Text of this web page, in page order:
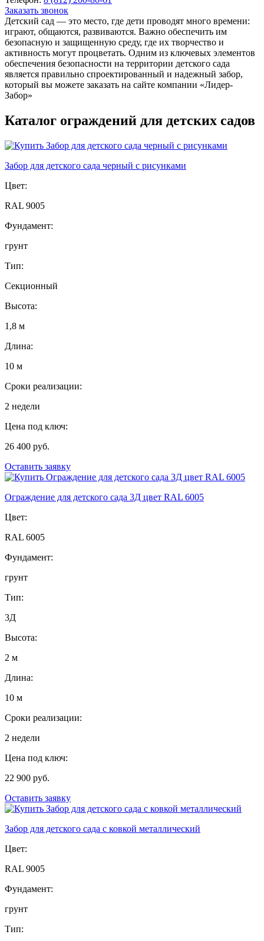
Заказать звонок
Детский сад — это место, где дети проводят много времени:
играют, общаются, развиваются. Важно обеспечить им
безопасную и защищенную среду, где их творчество и
активность могут процветать. Одним из ключевых элементов
обеспечения безопасности на территории детского сада
является правильно спроектированный и надежный забор,
который вы можете заказать на сайте компании «Лидер-
Забор»
Каталог ограждений для детских садов
Забор для детского сада черный с рисунками
Цвет:
RAL 9005
Фундамент:
грунт
Тип:
Секционный
Высота:
1,8 м
Длина:
10 м
Сроки реализации:
2 недели
Цена под ключ:
26 400 руб.
Оставить заявку
Ограждение для детского сада 3Д цвет RAL 6005
Цвет:
RAL 6005
Фундамент:
грунт
Тип:
3Д
Высота:
2 м
Длина:
10 м
Сроки реализации:
2 недели
Цена под ключ:
22 900 руб.
Оставить заявку
Забор для детского сада с ковкой металлический
Цвет:
RAL 9005
Фундамент:
грунт
Тип: